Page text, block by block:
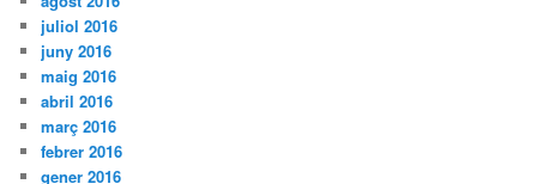
juliol 2016
juny 2016
maig 2016
abril 2016
març 2016
febrer 2016
gener 2016